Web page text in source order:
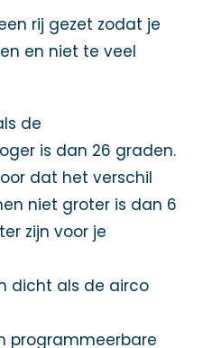
rij gezet zodat je
en niet te veel
de
is dan 26 graden.
dat het verschil
niet groter is dan 6
zijn voor je
dicht als de airco
programmeerbare